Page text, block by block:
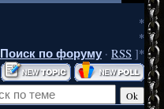
*
*
Поиск по форуму · RSS ]*